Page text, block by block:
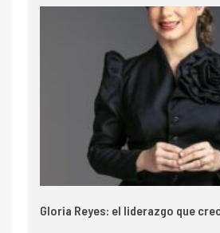
Gloria Reyes: el liderazgo que